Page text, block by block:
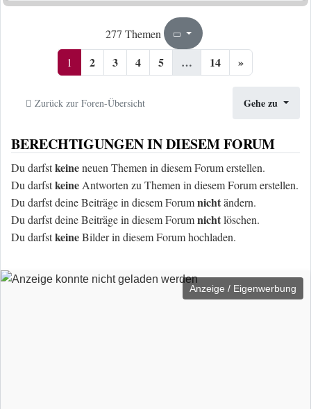
277 Themen Seite1
1 2 3 4 5 … 14 »
Zurück zur Foren-Übersicht Gehe zu
BERECHTIGUNGEN IN DIESEM FORUM
Du darfstkeineneuen Themen in diesem Forum erstellen.
Du darfstkeine Antworten zu Themen in diesem Forum erstellen.
Du darfst deine Beiträge in diesem Forumnichtändern.
Du darfst deine Beiträge in diesem Forumnichtlöschen.
Du darfstkeineBilder in diesem Forum hochladen.
Anzeige / Eigenwerbung